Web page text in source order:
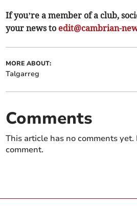
If you’re a member of a club,
your news to edit@cambrian-
MORE ABOUT:
Talgarreg
Comments
This article has no comments
comment.